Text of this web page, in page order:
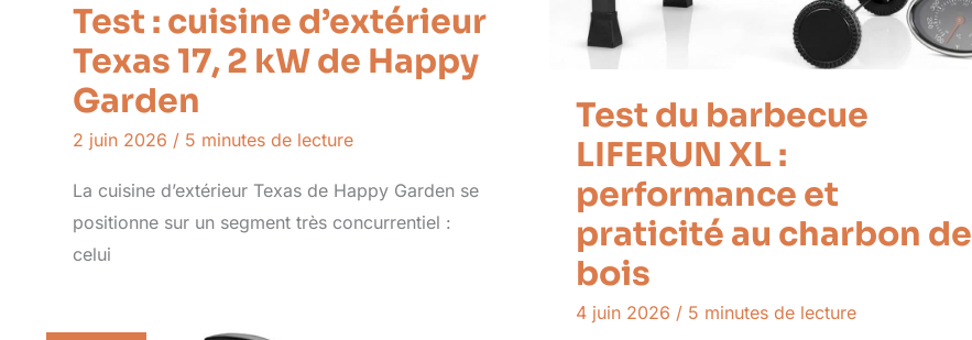
Test du barbecue
LIFERUN XL :
performance et
praticité au charbon de
bois
4 juin 2026 / 5 minutes de lecture
Test : cuisine d’extérieur
Texas 17, 2 kW de Happy
Garden
2 juin 2026 / 5 minutes de lecture
La cuisine d’extérieur Texas de Happy Garden se
positionne sur un segment très concurrentiel :
celui